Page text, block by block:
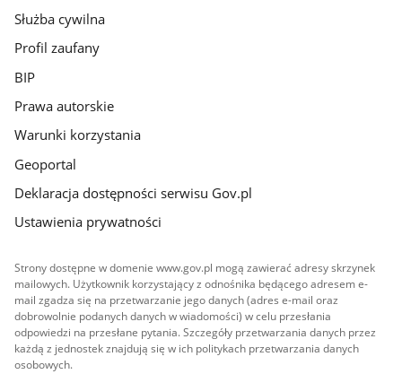
Służba cywilna
Profil zaufany
BIP
Prawa autorskie
Warunki korzystania
Geoportal
Deklaracja dostępności serwisu Gov.pl
Ustawienia prywatności
Strony dostępne w domenie www.gov.pl mogą zawierać adresy skrzynek
mailowych. Użytkownik korzystający z odnośnika będącego adresem e-
mail zgadza się na przetwarzanie jego danych (adres e-mail oraz
dobrowolnie podanych danych w wiadomości) w celu przesłania
odpowiedzi na przesłane pytania. Szczegóły przetwarzania danych przez
każdą z jednostek znajdują się w ich politykach przetwarzania danych
osobowych.